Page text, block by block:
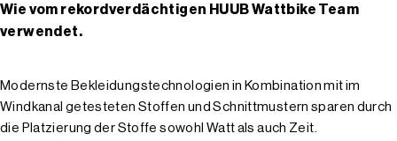
Wie vom rekordverdächtigen HUUB Wattbike Team
verwendet.
Modernste Bekleidungstechnologien in Kombination mit im
Windkanal getesteten Stoffen und Schnittmustern sparen durch
die Platzierung der Stoffe sowohl Watt als auch Zeit.